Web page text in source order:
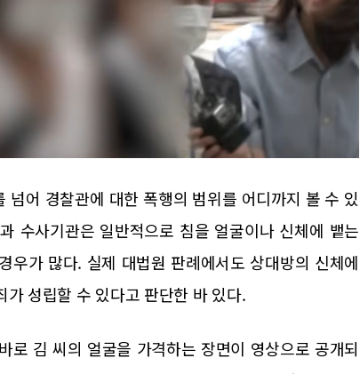
어 경찰관에 대한 폭행의 범위를 어디까지 볼 수 있
수사기관은 일반적으로 침을 얼굴이나 신체에 뱉는
우가 많다. 실제 대법원 판례에서도 상대방의 신체에
성립할 수 있다고 판단한 바 있다.
로 김 씨의 얼굴을 가격하는 장면이 영상으로 공개되